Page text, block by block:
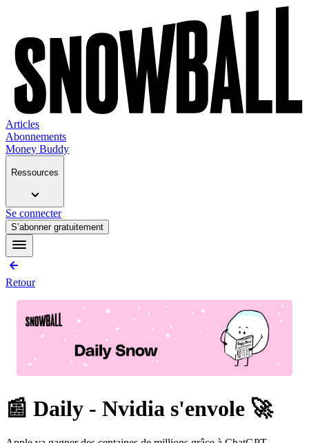
Articles
Abonnements
Money Buddy
Ressources
Se connecter
S’abonner gratuitement
Retour
📰 Daily - Nvidia s'envole 🚀